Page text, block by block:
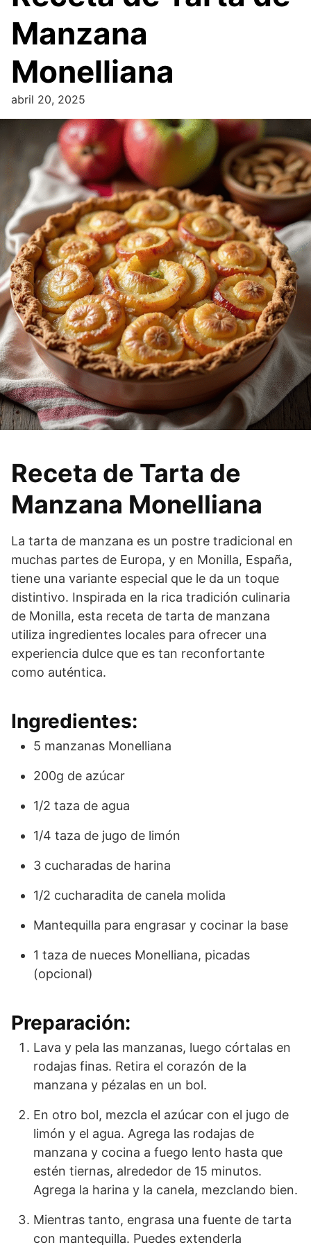
Manzana
Monelliana
abril 20, 2025
Receta de Tarta de
Manzana Monelliana
La tarta de manzana es un postre tradicional en
muchas partes de Europa, y en Monilla, España,
tiene una variante especial que le da un toque
distintivo. Inspirada en la rica tradición culinaria
de Monilla, esta receta de tarta de manzana
utiliza ingredientes locales para ofrecer una
experiencia dulce que es tan reconfortante
como auténtica.
Ingredientes:
5 manzanas Monelliana
200g de azúcar
1/2 taza de agua
1/4 taza de jugo de limón
3 cucharadas de harina
1/2 cucharadita de canela molida
Mantequilla para engrasar y cocinar la base
1 taza de nueces Monelliana, picadas
(opcional)
Preparación:
Lava y pela las manzanas, luego córtalas en
rodajas finas. Retira el corazón de la
manzana y pézalas en un bol.
En otro bol, mezcla el azúcar con el jugo de
limón y el agua. Agrega las rodajas de
manzana y cocina a fuego lento hasta que
estén tiernas, alrededor de 15 minutos.
Agrega la harina y la canela, mezclando bien.
Mientras tanto, engrasa una fuente de tarta
con mantequilla. Puedes extenderla